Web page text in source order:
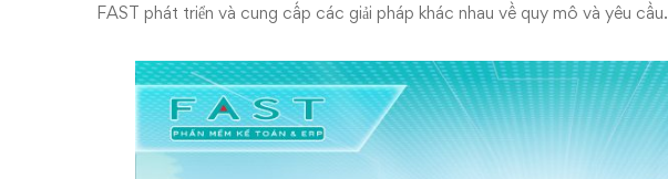
FAST phát triển và cung cấp các giải pháp khác nhau về quy mô và yêu cầu.